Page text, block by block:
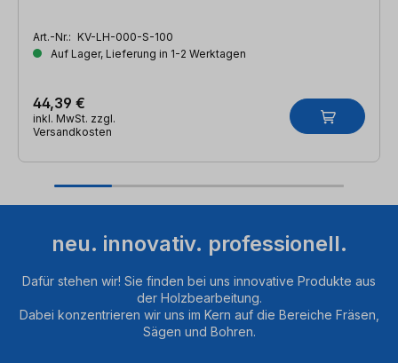
Art.-Nr.: KV-LH-000-S-100
Auf Lager, Lieferung in 1-2 Werktagen
44,39 €
inkl. MwSt. zzgl.
Versandkosten
neu. innovativ. professionell.
Dafür stehen wir! Sie finden bei uns innovative Produkte aus
der Holzbearbeitung.
Dabei konzentrieren wir uns im Kern auf die Bereiche Fräsen,
Sägen und Bohren.